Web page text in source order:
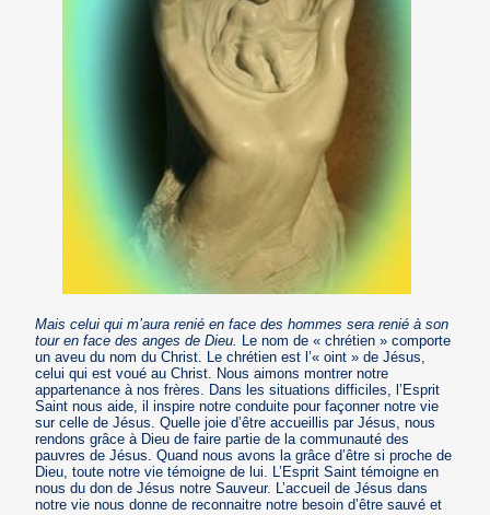
Mais celui qui m’aura renié en face des hommes sera renié à son
tour en face des anges de Dieu. Le nom de « chrétien » comporte
un aveu du nom du Christ. Le chrétien est l’« oint » de Jésus,
celui qui est voué au Christ. Nous aimons montrer notre
appartenance à nos frères. Dans les situations difficiles, l’Esprit
Saint nous aide, il inspire notre conduite pour façonner notre vie
sur celle de Jésus. Quelle joie d’être accueillis par Jésus, nous
rendons grâce à Dieu de faire partie de la communauté des
pauvres de Jésus. Quand nous avons la grâce d’être si proche de
Dieu, toute notre vie témoigne de lui. L’Esprit Saint témoigne en
nous du don de Jésus notre Sauveur. L’accueil de Jésus dans
notre vie nous donne de reconnaitre notre besoin d’être sauvé et